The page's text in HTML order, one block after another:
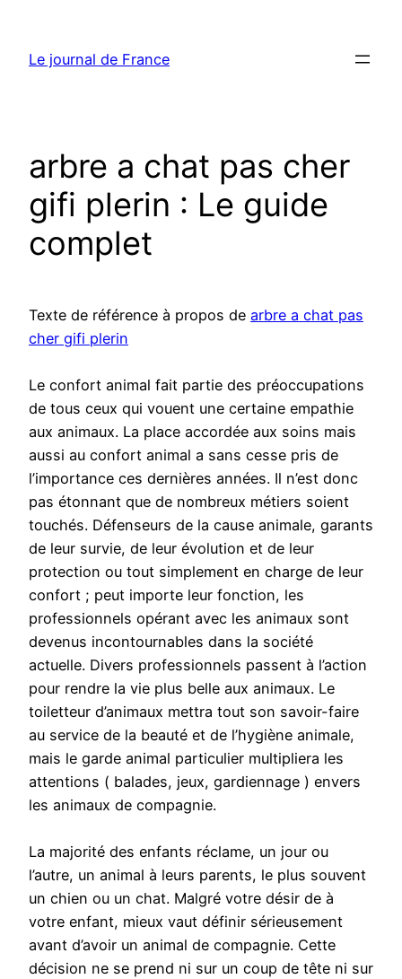
contenu
Le journal de France
arbre a chat pas cher
gifi plerin : Le guide
complet
Texte de référence à propos de arbre a chat pas
cher gifi plerin
Le confort animal fait partie des préoccupations
de tous ceux qui vouent une certaine empathie
aux animaux. La place accordée aux soins mais
aussi au confort animal a sans cesse pris de
l’importance ces dernières années. Il n’est donc
pas étonnant que de nombreux métiers soient
touchés. Défenseurs de la cause animale, garants
de leur survie, de leur évolution et de leur
protection ou tout simplement en charge de leur
confort ; peut importe leur fonction, les
professionnels opérant avec les animaux sont
devenus incontournables dans la société
actuelle. Divers professionnels passent à l’action
pour rendre la vie plus belle aux animaux. Le
toiletteur d’animaux mettra tout son savoir-faire
au service de la beauté et de l’hygiène animale,
mais le garde animal particulier multipliera les
attentions ( balades, jeux, gardiennage ) envers
les animaux de compagnie.
La majorité des enfants réclame, un jour ou
l’autre, un animal à leurs parents, le plus souvent
un chien ou un chat. Malgré votre désir de à
votre enfant, mieux vaut définir sérieusement
avant d’avoir un animal de compagnie. Cette
décision ne se prend ni sur un coup de tête ni sur